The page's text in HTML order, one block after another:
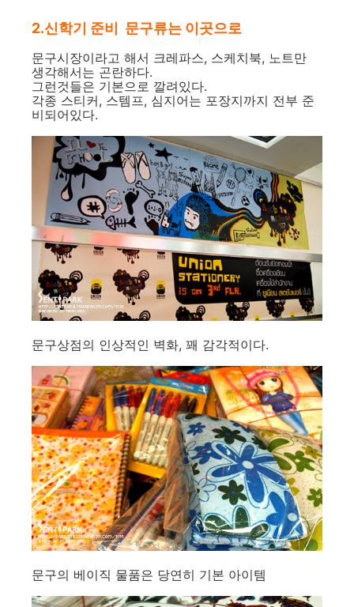
2.신학기 준비 문구류는 이곳으로
문구시장이라고 해서 크레파스, 스케치북, 노트만
생각해서는 곤란하다.
그런것들은 기본으로 깔려있다.
각종 스티커, 스템프, 심지어는 포장지까지 전부 준
비되어있다.
문구상점의 인상적인 벽화, 꽤 감각적이다.
문구의 베이직 물품은 당연히 기본 아이템